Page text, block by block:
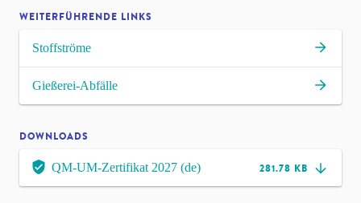
WEITERFÜHRENDE LINKS
Stoffströme
Gießerei-Abfälle
DOWNLOADS
QM-UM-Zertifikat 2027 (de) 281.78 KB